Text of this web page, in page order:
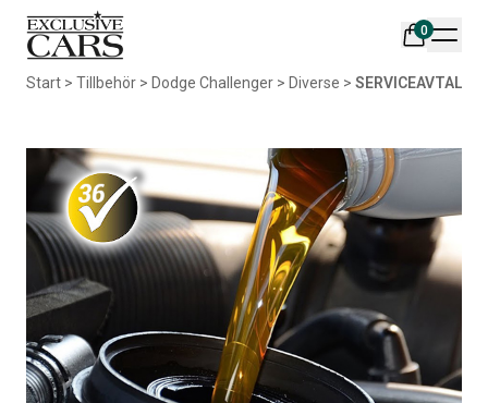
0
Din varukorg är tom
AIR DESIGN SPOILER I
MATTSVART
Artikelnr:RA0261
5 665kr
ORIGINAL SVARTA
GUMMIMATTOR I CREWCAB
Artikelnr:
4 698
Start > Tillbehör > Dodge Challenger > Diverse > SERVICEAVTAL